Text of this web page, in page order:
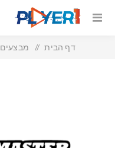
דף הבית / מבצעים